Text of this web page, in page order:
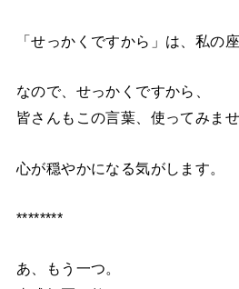
「せっかくですから」は、私の
なので、せっかくですから、
皆さんもこの言葉、使ってみま
心が穏やかになる気がします。
********
あ、もう一つ。